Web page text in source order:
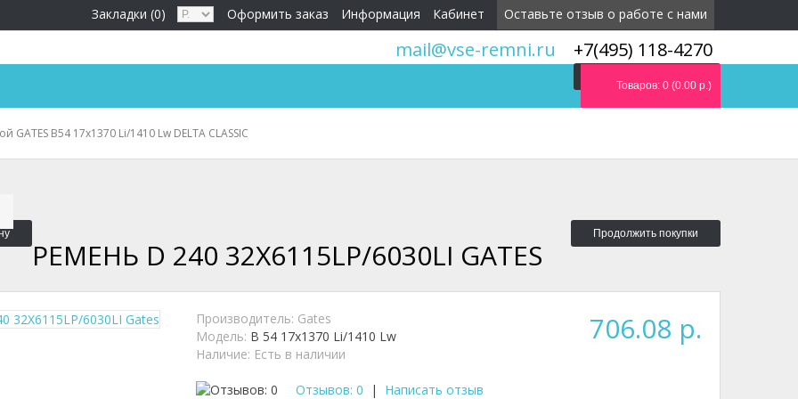
Оставьте отзыв о работе с нами
Кабинет
Информация
Оформить заказ
Закладки (0)
+7(495) 118-4270
mail@vse-remni.ru
Товаров: 0 (0.00 р.)
GATES B54 17x1370 Li/1410 Lw DELTA CLASSIC
Продолжить покупки
РЕМЕНЬ D 240 32X6115LP/6030LI GATES
706.08 р.
Производитель: Gates
Модель: B 54 17x1370 Li/1410 Lw
Наличие: Есть в наличии
Отзывов: 0 | Написать отзыв